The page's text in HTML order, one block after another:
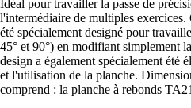
Idéal pour travailler la passe de
l'intermédiaire de multiples
été spécialement designé pour
45° et 90°) en modifiant simplement
design a également spécialement été
et l'utilisation de la planche.
comprend : la planche à rebonds